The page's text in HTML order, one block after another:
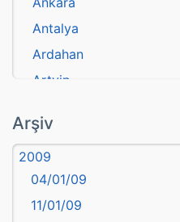
Antalya
Ardahan
Artvin
Aydın
Balıkesir
Bartın
başkentler
Arşiv
2009
04/01/09
11/01/09